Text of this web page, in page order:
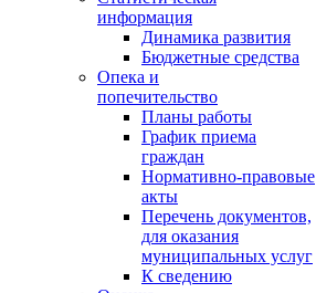
информация
Динамика развития
Бюджетные средства
Опека и
попечительство
Планы работы
График приема
граждан
Нормативно-правовые
акты
Перечень документов,
для оказания
муниципальных услуг
К сведению